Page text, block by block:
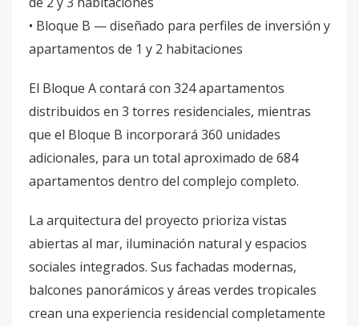
• Bloque B — diseñado para perfiles de inversión y
apartamentos de 1 y 2 habitaciones
El Bloque A contará con 324 apartamentos
distribuidos en 3 torres residenciales, mientras
que el Bloque B incorporará 360 unidades
adicionales, para un total aproximado de 684
apartamentos dentro del complejo completo.
La arquitectura del proyecto prioriza vistas
abiertas al mar, iluminación natural y espacios
sociales integrados. Sus fachadas modernas,
balcones panorámicos y áreas verdes tropicales
crean una experiencia residencial completamente